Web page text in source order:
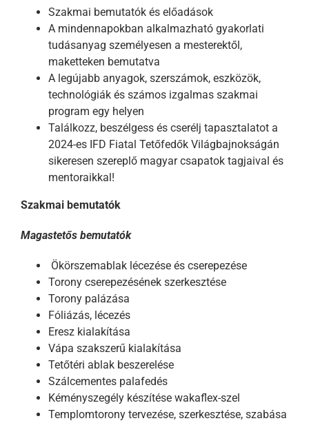
Szakmai bemutatók és előadások
A mindennapokban alkalmazható gyakorlati
tudásanyag személyesen a mesterektől,
maketteken bemutatva
A legújabb anyagok, szerszámok, eszközök,
technológiák és számos izgalmas szakmai
program egy helyen
Találkozz, beszélgess és cserélj tapasztalatot a
2024-es IFD Fiatal Tetőfedők Világbajnokságán
sikeresen szereplő magyar csapatok tagjaival és
mentoraikkal!
Szakmai bemutatók
Magastetős bemutatók
Ökörszemablak lécezése és cserepezése
Torony cserepezésének szerkesztése
Torony palázása
Fóliázás, lécezés
Eresz kialakítása
Vápa szakszerű kialakítása
Tetőtéri ablak beszerelése
Szálcementes palafedés
Kéményszegély készítése wakaflex-szel
Templomtorony tervezése, szerkesztése, szabása